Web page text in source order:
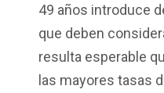
49 años introduce
que deben
resulta esperable
las mayores tasas